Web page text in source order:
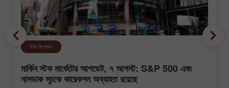
স্টক বিশ্লেষণ
মার্কিন স্টক মার্কেটের আপডেট, ৭ আগস্ট: S&P 500 এবং
নাসডাক সূচকে কারেকশন অব্যাহত রয়েছে